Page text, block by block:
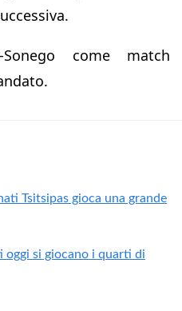
come match
Tsitsipas gioca una grande
si giocano i quarti di